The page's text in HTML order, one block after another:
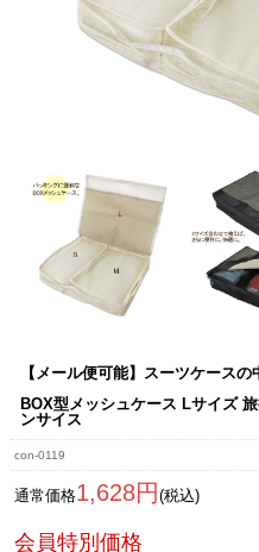
【メール便可能】スーツケース
BOX型メッシュケース Lサイズ
ンサイス
con-0119
通常価格1,628円 (税込)